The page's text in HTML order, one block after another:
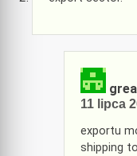
11 lipca
exportu
shipping